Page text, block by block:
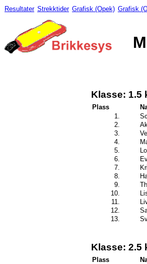
Resultater Strekktider Grafisk (Opek) Grafisk
Klasse: 1.5
Plass
1.
2.
3.
4.
5.
6.
7.
8.
9.
10.
11.
12.
13.
Klasse: 2.5
Plass